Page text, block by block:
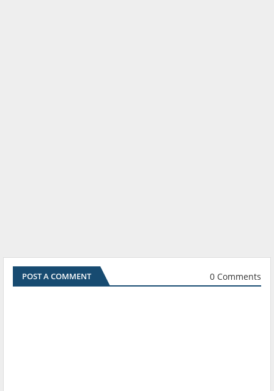
POST A COMMENT 0 Comments